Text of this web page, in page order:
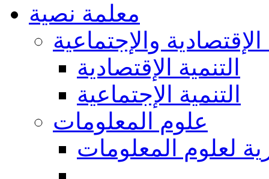
معلمة نصية
الإقتصادية والإجتماعية
التنمية الإقتصادية
التنمية الإجتماعية
علوم المعلومات
لعلوم المعلومات